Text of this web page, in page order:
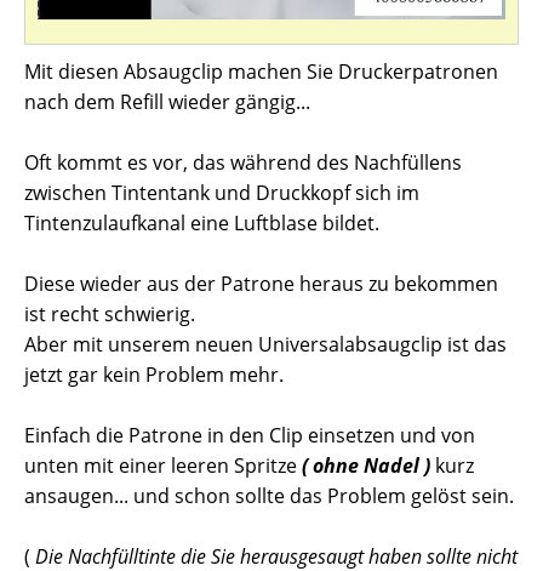
Mit diesen Absaugclip machen Sie Druckerpatronen
nach dem Refill wieder gängig...
Oft kommt es vor, das während des Nachfüllens
zwischen Tintentank und Druckkopf sich im
Tintenzulaufkanal eine Luftblase bildet.
Diese wieder aus der Patrone heraus zu bekommen
ist recht schwierig.
Aber mit unserem neuen Universalabsaugclip ist das
jetzt gar kein Problem mehr.
Einfach die Patrone in den Clip einsetzen und von
unten mit einer leeren Spritze( ohne Nadel ) kurz
ansaugen... und schon sollte das Problem gelöst sein.
( Die Nachfülltinte die Sie herausgesaugt haben sollte nicht